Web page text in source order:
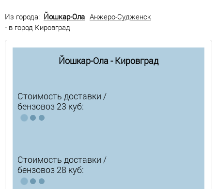
Из города: Йошкар-Ола Анжеро-Судженск
- в город Кировград
Йошкар-Ола - Кировград
Стоимость доставки /
бензовоз 23 куб:
Стоимость доставки /
бензовоз 28 куб: